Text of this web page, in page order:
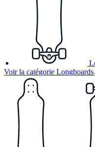
Voir la catégorie Longboards